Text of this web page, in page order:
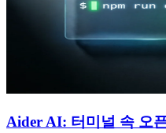
Aider AI: 터미널 속 오